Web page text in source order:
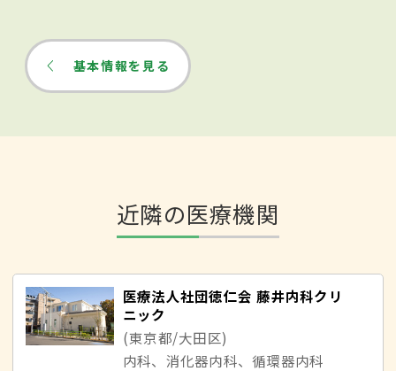
基本情報を見る
近隣の医療機関
医療法人社団徳仁会 藤井内科クリ
ニック
(東京都/大田区)
内科、消化器内科、循環器内科